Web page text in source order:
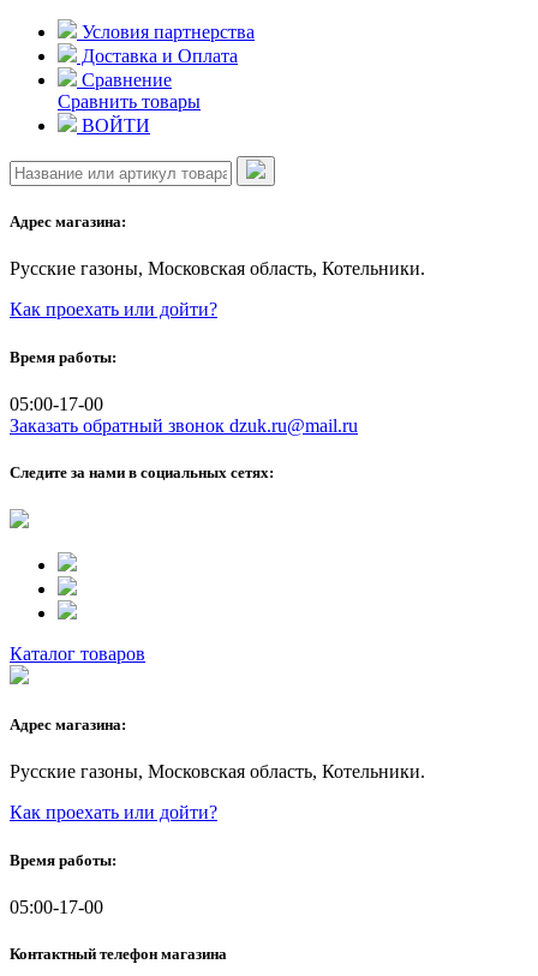
Skip
content
Условия партнерства
Доставка и Оплата
Сравнение
Сравнить товары
ВОЙТИ
Адрес магазина:
Русские газоны, Московская область, Котельники.
Как проехать или дойти?
Время работы:
05:00-17-00
Заказать обратный звонок dzuk.ru@mail.ru
Следите за нами в социальных сетях:
Каталог товаров
Адрес магазина:
Русские газоны, Московская область, Котельники.
Как проехать или дойти?
Время работы:
05:00-17-00
Контактный телефон магазина